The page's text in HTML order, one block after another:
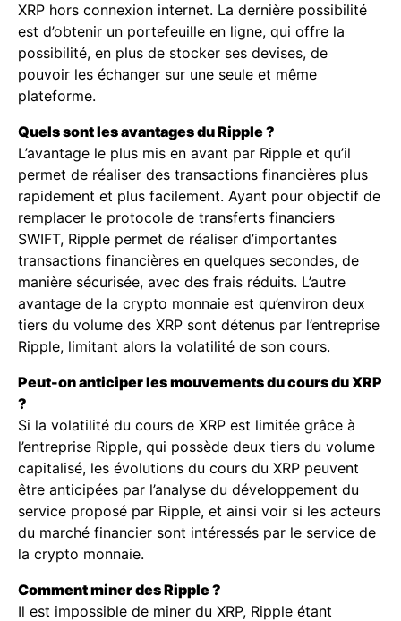
XRP hors connexion internet. La dernière possibilité
est d’obtenir un portefeuille en ligne, qui offre la
possibilité, en plus de stocker ses devises, de
pouvoir les échanger sur une seule et même
plateforme.
Quels sont les avantages du Ripple ?
L’avantage le plus mis en avant par Ripple et qu’il
permet de réaliser des transactions financières plus
rapidement et plus facilement. Ayant pour objectif de
remplacer le protocole de transferts financiers
SWIFT, Ripple permet de réaliser d’importantes
transactions financières en quelques secondes, de
manière sécurisée, avec des frais réduits. L’autre
avantage de la crypto monnaie est qu’environ deux
tiers du volume des XRP sont détenus par l’entreprise
Ripple, limitant alors la volatilité de son cours.
Peut-on anticiper les mouvements du cours du XRP
?
Si la volatilité du cours de XRP est limitée grâce à
l’entreprise Ripple, qui possède deux tiers du volume
capitalisé, les évolutions du cours du XRP peuvent
être anticipées par l’analyse du développement du
service proposé par Ripple, et ainsi voir si les acteurs
du marché financier sont intéressés par le service de
la crypto monnaie.
Comment miner des Ripple ?
Il est impossible de miner du XRP, Ripple étant